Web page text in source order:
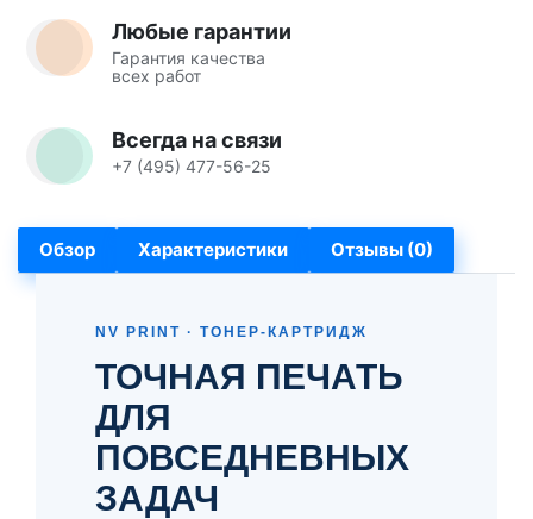
Любые гарантии
Гарантия качества
всех работ
Всегда на связи
+7 (495) 477-56-25
Обзор Характеристики Отзывы (0)
NV PRINT · ТОНЕР-КАРТРИДЖ
ТОЧНАЯ ПЕЧАТЬ
ДЛЯ
ПОВСЕДНЕВНЫХ
ЗАДАЧ